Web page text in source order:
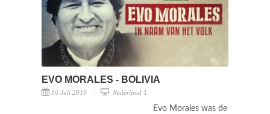
EVO MORALES - BOLIVIA
16 Juli 2019 Nederland 1
Evo Morales was de